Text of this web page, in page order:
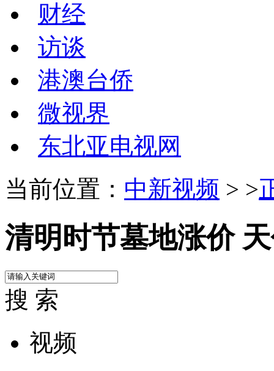
财经
访谈
港澳台侨
微视界
东北亚电视网
当前位置： 中新视频 > >
清明时节墓地涨价
搜 索
视频